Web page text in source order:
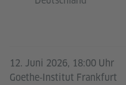
12. Juni 2026, 18:00 Uhr
Goethe‑Institut Frankfurt